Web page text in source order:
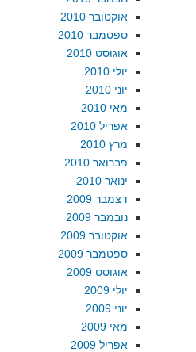
אוקטובר 2010
ספטמבר 2010
אוגוסט 2010
יולי 2010
יוני 2010
מאי 2010
אפריל 2010
מרץ 2010
פברואר 2010
ינואר 2010
דצמבר 2009
נובמבר 2009
אוקטובר 2009
ספטמבר 2009
אוגוסט 2009
יולי 2009
יוני 2009
מאי 2009
אפריל 2009